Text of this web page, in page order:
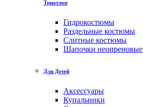
Триатлон
Гидрокостюмы
Раздельные костюмы
Слитные костюмы
Шапочки неопреновые
Для Детей
Аксессуары
Купальники